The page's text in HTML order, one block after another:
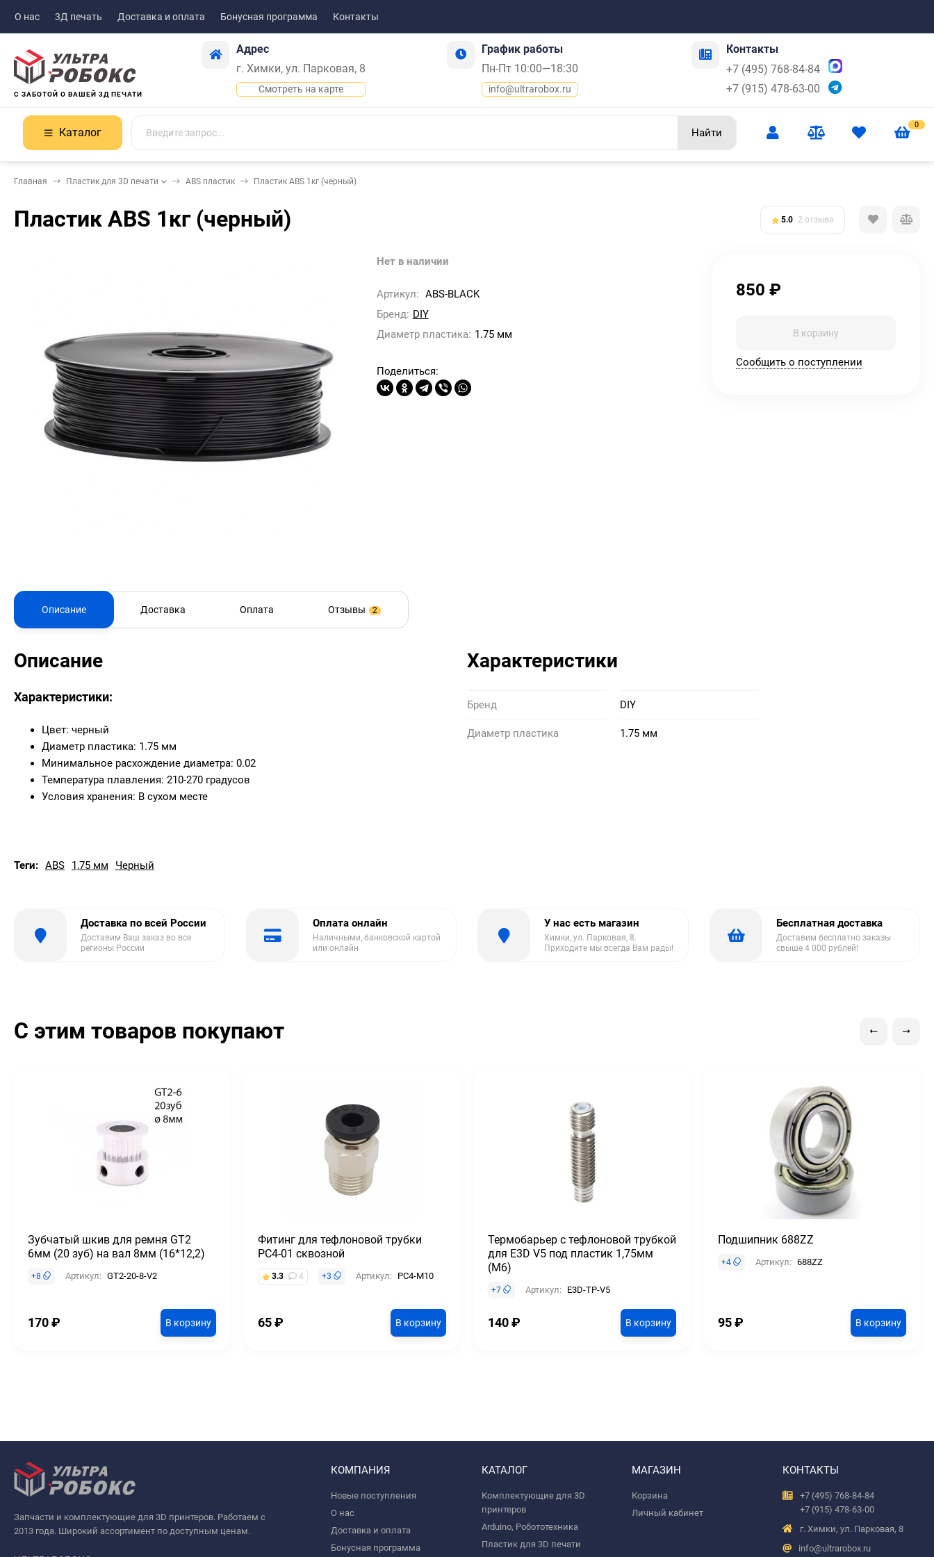
О нас 3Д печать Доставка и оплата Бонусная программа Контакты
С ЗАБОТОЙ О ВАШЕЙ 3Д ПЕЧАТИ
Адрес
г. Химки, ул. Парковая, 8
Смотреть на карте
График работы
Пн-Пт 10:00—18:30
info@ultrarobox.ru
Контакты
+7 (495) 768-84-84
+7 (915) 478-63-00
Каталог Найти
0
Главная Пластик для 3D печати ABS пластик Пластик ABS 1кг (черный)
Пластик ABS 1кг (черный) 5.0 2 отзыва
Нет в наличии
Артикул: ABS-BLACK
Бренд: DIY
Диаметр пластика: 1.75 мм
Поделиться:
850 ₽
В корзину
Сообщить о поступлении
Описание Доставка Оплата Отзывы 2
Описание
Характеристики:
Цвет: черный
Диаметр пластика: 1.75 мм
Минимальное расхождение диаметра: 0.02
Температура плавления: 210-270 градусов
Условия хранения: В сухом месте
Характеристики
Бренд DIY
Диаметр пластика 1.75 мм
Теги: ABS 1,75 мм Черный
Доставка по всей России
Доставим Ваш заказ во все
регионы России
Оплата онлайн
Наличными, банковской картой
или онлайн
У нас есть магазин
Химки, ул. Парковая, 8.
Приходите мы всегда Вам рады!
Бесплатная доставка
Доставим бесплатно заказы
свыше 4 000 рублей!
С этим товаров покупают
Зубчатый шкив для ремня GT2
6мм (20 зуб) на вал 8мм (16*12,2)
+8 Артикул: GT2-20-8-V2
170₽ В корзину
Фитинг для тефлоновой трубки
PC4-01 сквозной
3.3 4 +3 Артикул: PC4-M10
65₽ В корзину
Термобарьер с тефлоновой трубкой
для E3D V5 под пластик 1,75мм
(М6)
+7 Артикул: E3D-TP-V5
140₽ В корзину
Подшипник 688ZZ
+4 Артикул: 688ZZ
95₽ В корзину
Запчасти и комплектующие для 3D принтеров. Работаем с
2013 года. Широкий ассортимент по доступным ценам.
КОМПАНИЯ
Новые поступления
О нас
Доставка и оплата
Бонусная программа
КАТАЛОГ
Комплектующие для 3D
принтеров
Arduino, Робототехника
Пластик для 3D печати
МАГАЗИН
Корзина
Личный кабинет
КОНТАКТЫ
+7 (495) 768-84-84
+7 (915) 478-63-00
г. Химки, ул. Парковая, 8
info@ultrarobox.ru